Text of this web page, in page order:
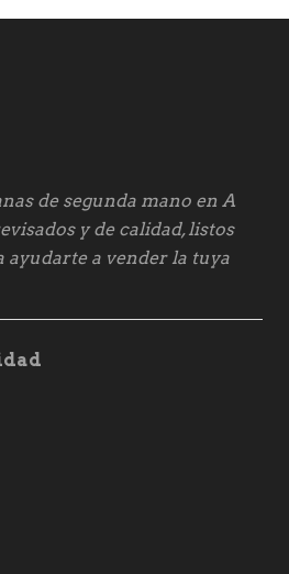
de segunda mano en A
y de calidad, listos
a vender la tuya